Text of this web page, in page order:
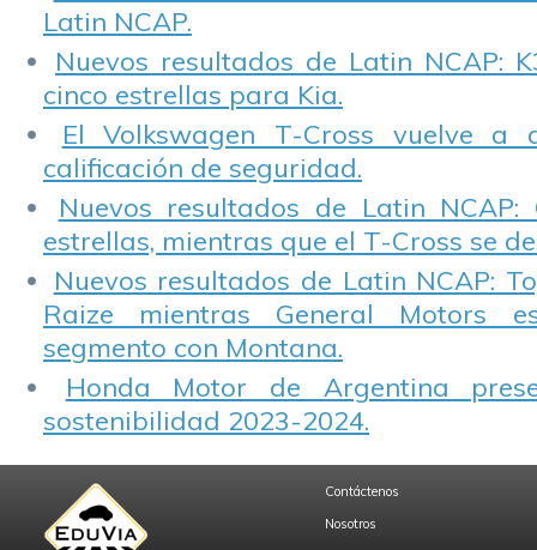
Latin NCAP.
Nuevos resultados de Latin NCAP:
cinco estrellas para Kia.
El Volkswagen T-Cross vuelve a
calificación de seguridad.
Nuevos resultados de Latin NCAP:
estrellas, mientras que el T-Cross se
Nuevos resultados de Latin NCAP:
Raize mientras General Motors
segmento con Montana.
Honda Motor de Argentina
sostenibilidad 2023-2024.
Contáctenos
Nosotros